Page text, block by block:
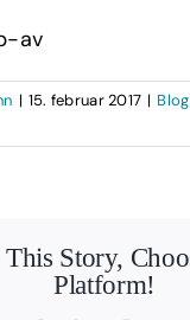
| 15. februar 2017 |
This Story,
Platform!